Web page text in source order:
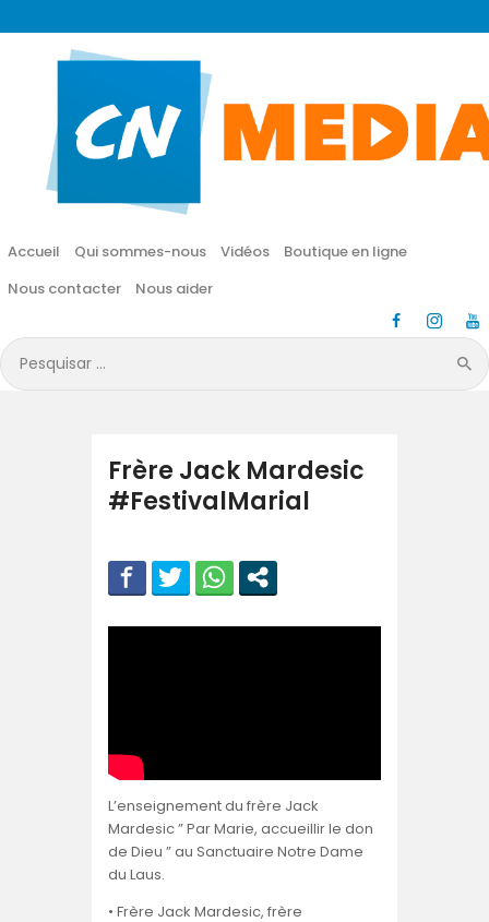
Accueil Qui sommes-nous Vidéos
Boutique en ligne
Nous contacter
Nous aider
Pesquisar
por:
CN MÉDIA
Une vie nouvelle en JESUS !
Accueil
Vidéos
Boutique en ligne
Nous aider
Frère Jack Mardesic
#FestivalMarial
L’enseignement du frère Jack
Mardesic ” Par Marie, accueillir le don
de Dieu ” au Sanctuaire Notre Dame
du Laus.
• Frère Jack Mardesic, frère